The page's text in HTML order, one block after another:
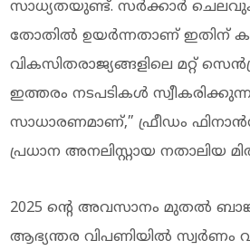
സാധ്യതയുണ്ട്. സർക്കാർ
തോതില്‍ ഉയർന്നതാണ് ഇതിന്
വികസിതരാജ്യങ്ങളിലെ മറ്റ്
ഇത്തരം നടപടികൾ
സാധാരണമാണ്,” ഫ്രീഡം
പ്രധാന അനലിസ്റ്റായ നതാലിയ
2025 ന്‍റെ അവസാനം മുതൽ
ആഭ്യന്തര വിപണിയിൽ സ്വർണം